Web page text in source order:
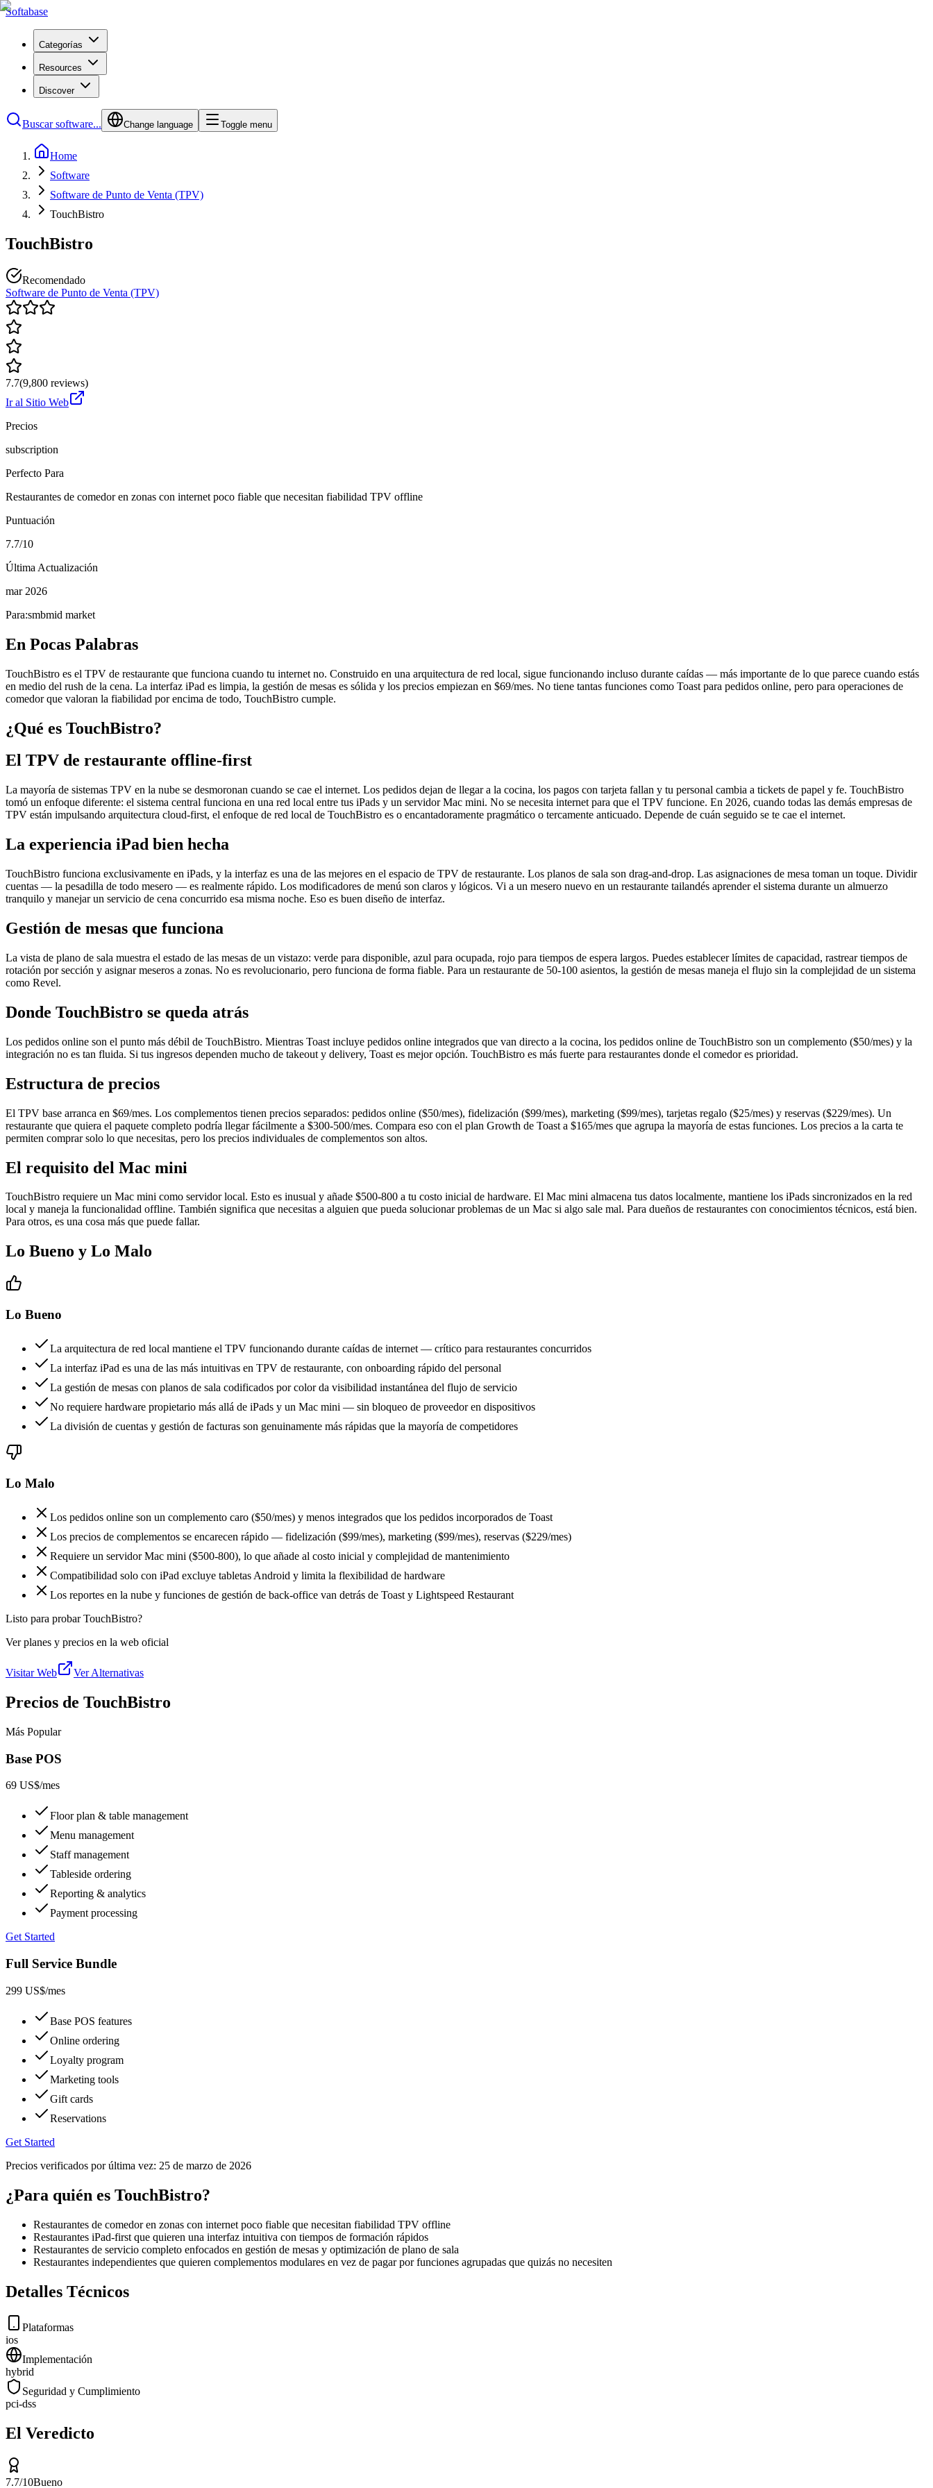
Softabase
Categorías
Resources
Discover
Buscar software... Change language Toggle menu
Home
Software
Software de Punto de Venta (TPV)
TouchBistro
TouchBistro
Recomendado
Software de Punto de Venta (TPV)
7.7(9,800 reviews)
Ir al Sitio Web
Precios
subscription
Perfecto Para
Restaurantes de comedor en zonas con internet poco fiable que necesitan fiabilidad TPV offline
Puntuación
7.7/10
Última Actualización
mar 2026
Para:smbmid market
En Pocas Palabras
TouchBistro es el TPV de restaurante que funciona cuando tu internet no. Construido en una arquitectura de red local, sigue funcionando incluso durante caídas — más importante de lo que parece cuando estás
en medio del rush de la cena. La interfaz iPad es limpia, la gestión de mesas es sólida y los precios empiezan en $69/mes. No tiene tantas funciones como Toast para pedidos online, pero para operaciones de
comedor que valoran la fiabilidad por encima de todo, TouchBistro cumple.
¿Qué es TouchBistro?
El TPV de restaurante offline-first
La mayoría de sistemas TPV en la nube se desmoronan cuando se cae el internet. Los pedidos dejan de llegar a la cocina, los pagos con tarjeta fallan y tu personal cambia a tickets de papel y fe. TouchBistro
tomó un enfoque diferente: el sistema central funciona en una red local entre tus iPads y un servidor Mac mini. No se necesita internet para que el TPV funcione. En 2026, cuando todas las demás empresas de
TPV están impulsando arquitectura cloud-first, el enfoque de red local de TouchBistro es o encantadoramente pragmático o tercamente anticuado. Depende de cuán seguido se te cae el internet.
La experiencia iPad bien hecha
TouchBistro funciona exclusivamente en iPads, y la interfaz es una de las mejores en el espacio de TPV de restaurante. Los planos de sala son drag-and-drop. Las asignaciones de mesa toman un toque. Dividir
cuentas — la pesadilla de todo mesero — es realmente rápido. Los modificadores de menú son claros y lógicos. Vi a un mesero nuevo en un restaurante tailandés aprender el sistema durante un almuerzo
tranquilo y manejar un servicio de cena concurrido esa misma noche. Eso es buen diseño de interfaz.
Gestión de mesas que funciona
La vista de plano de sala muestra el estado de las mesas de un vistazo: verde para disponible, azul para ocupada, rojo para tiempos de espera largos. Puedes establecer límites de capacidad, rastrear tiempos de
rotación por sección y asignar meseros a zonas. No es revolucionario, pero funciona de forma fiable. Para un restaurante de 50-100 asientos, la gestión de mesas maneja el flujo sin la complejidad de un sistema
como Revel.
Donde TouchBistro se queda atrás
Los pedidos online son el punto más débil de TouchBistro. Mientras Toast incluye pedidos online integrados que van directo a la cocina, los pedidos online de TouchBistro son un complemento ($50/mes) y la
integración no es tan fluida. Si tus ingresos dependen mucho de takeout y delivery, Toast es mejor opción. TouchBistro es más fuerte para restaurantes donde el comedor es prioridad.
Estructura de precios
El TPV base arranca en $69/mes. Los complementos tienen precios separados: pedidos online ($50/mes), fidelización ($99/mes), marketing ($99/mes), tarjetas regalo ($25/mes) y reservas ($229/mes). Un
restaurante que quiera el paquete completo podría llegar fácilmente a $300-500/mes. Compara eso con el plan Growth de Toast a $165/mes que agrupa la mayoría de estas funciones. Los precios a la carta te
permiten comprar solo lo que necesitas, pero los precios individuales de complementos son altos.
El requisito del Mac mini
TouchBistro requiere un Mac mini como servidor local. Esto es inusual y añade $500-800 a tu costo inicial de hardware. El Mac mini almacena tus datos localmente, mantiene los iPads sincronizados en la red
local y maneja la funcionalidad offline. También significa que necesitas a alguien que pueda solucionar problemas de un Mac si algo sale mal. Para dueños de restaurantes con conocimientos técnicos, está bien.
Para otros, es una cosa más que puede fallar.
Lo Bueno y Lo Malo
Lo Bueno
La arquitectura de red local mantiene el TPV funcionando durante caídas de internet — crítico para restaurantes concurridos
La interfaz iPad es una de las más intuitivas en TPV de restaurante, con onboarding rápido del personal
La gestión de mesas con planos de sala codificados por color da visibilidad instantánea del flujo de servicio
No requiere hardware propietario más allá de iPads y un Mac mini — sin bloqueo de proveedor en dispositivos
La división de cuentas y gestión de facturas son genuinamente más rápidas que la mayoría de competidores
Lo Malo
Los pedidos online son un complemento caro ($50/mes) y menos integrados que los pedidos incorporados de Toast
Los precios de complementos se encarecen rápido — fidelización ($99/mes), marketing ($99/mes), reservas ($229/mes)
Requiere un servidor Mac mini ($500-800), lo que añade al costo inicial y complejidad de mantenimiento
Compatibilidad solo con iPad excluye tabletas Android y limita la flexibilidad de hardware
Los reportes en la nube y funciones de gestión de back-office van detrás de Toast y Lightspeed Restaurant
Listo para probar TouchBistro?
Ver planes y precios en la web oficial
Visitar Web Ver Alternativas
Precios de TouchBistro
Más Popular
Base POS
69 US$/mes
Floor plan & table management
Menu management
Staff management
Tableside ordering
Reporting & analytics
Payment processing
Get Started
Full Service Bundle
299 US$/mes
Base POS features
Online ordering
Loyalty program
Marketing tools
Gift cards
Reservations
Get Started
Precios verificados por última vez: 25 de marzo de 2026
¿Para quién es TouchBistro?
Restaurantes de comedor en zonas con internet poco fiable que necesitan fiabilidad TPV offline
Restaurantes iPad-first que quieren una interfaz intuitiva con tiempos de formación rápidos
Restaurantes de servicio completo enfocados en gestión de mesas y optimización de plano de sala
Restaurantes independientes que quieren complementos modulares en vez de pagar por funciones agrupadas que quizás no necesiten
Detalles Técnicos
Plataformas
ios
Implementación
hybrid
Seguridad y Cumplimiento
pci-dss
El Veredicto
7.7/10Bueno